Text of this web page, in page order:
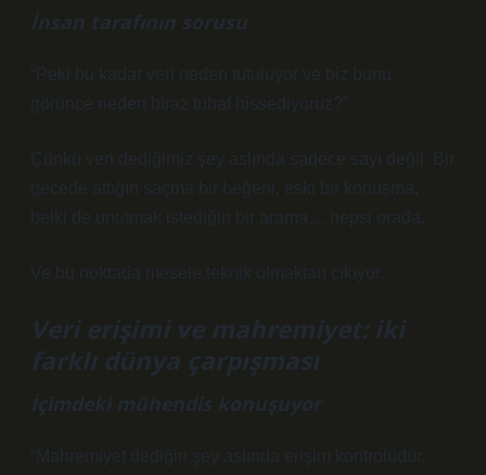
İnsan tarafının sorusu
“Peki bu kadar veri neden tutuluyor ve biz bunu
görünce neden biraz tuhaf hissediyoruz?”
Çünkü veri dediğimiz şey aslında sadece sayı değil. Bir
gecede attığın saçma bir beğeni, eski bir konuşma,
belki de unutmak istediğin bir arama… hepsi orada.
Ve bu noktada mesele teknik olmaktan çıkıyor.
Veri erişimi ve mahremiyet: iki
farklı dünya çarpışması
İçimdeki mühendis konuşuyor
“Mahremiyet dediğin şey aslında erişim kontrolüdür.